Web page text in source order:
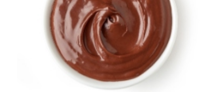
Fast Food
Aktivity
Denní aktivity
Cviky
Premium